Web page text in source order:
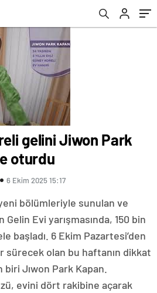
gelini Jiwon Park
oturdu
6 Ekim 2025 15:17
bölümleriyle sunulan ve
Evi yarışmasında, 150 bin
başladı. 6 Ekim Pazartesi’den
sürecek olan bu haftanın dikkat
biri Jıwon Park Kapan.
evini dört rakibine açarak